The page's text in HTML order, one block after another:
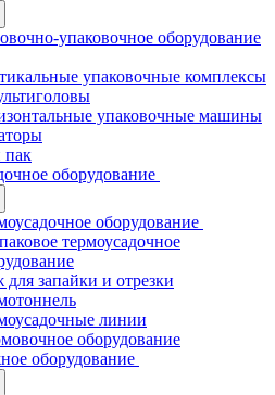
упаковочное оборудование
упаковочные комплексы
упаковочные машины
пак
оборудование
оборудование
термоусадочное
запайки и отрезки
линии
оборудование
оборудование